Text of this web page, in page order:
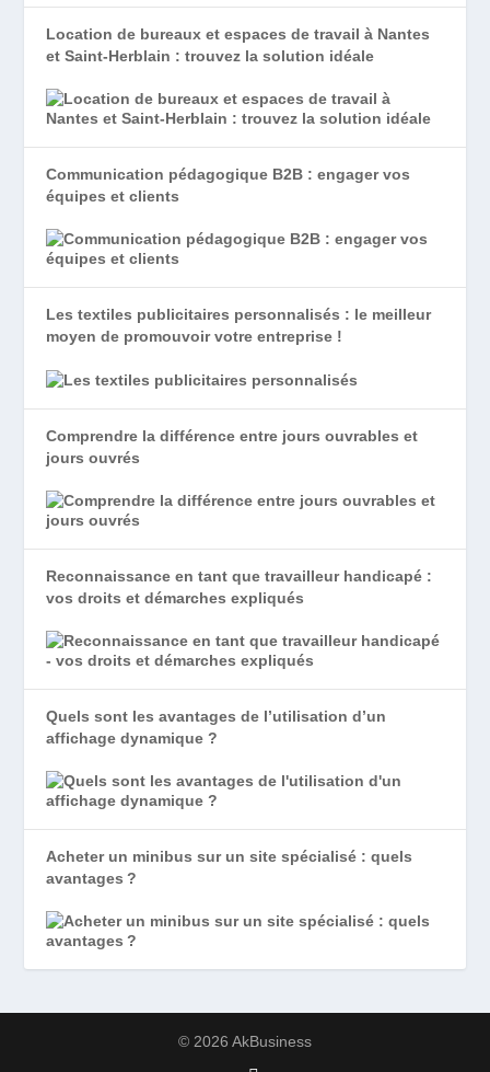
Location de bureaux et espaces de travail à Nantes
et Saint-Herblain : trouvez la solution idéale
Communication pédagogique B2B : engager vos
équipes et clients
Les textiles publicitaires personnalisés : le meilleur
moyen de promouvoir votre entreprise !
Comprendre la différence entre jours ouvrables et
jours ouvrés
Reconnaissance en tant que travailleur handicapé :
vos droits et démarches expliqués
Quels sont les avantages de l’utilisation d’un
affichage dynamique ?
Acheter un minibus sur un site spécialisé : quels
avantages ?
© 2026 AkBusiness